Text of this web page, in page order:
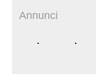
Annunci